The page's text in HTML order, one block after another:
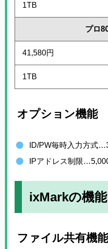
1TB
プロ
41,580円
1TB
オプション機能
ID/PW毎時入力方式
IPアドレス制限
ixMarkの機能
ファイル共有機能